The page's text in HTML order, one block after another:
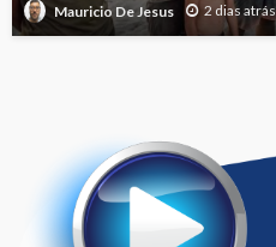
Mauricio De Jesus 2 dias atrás